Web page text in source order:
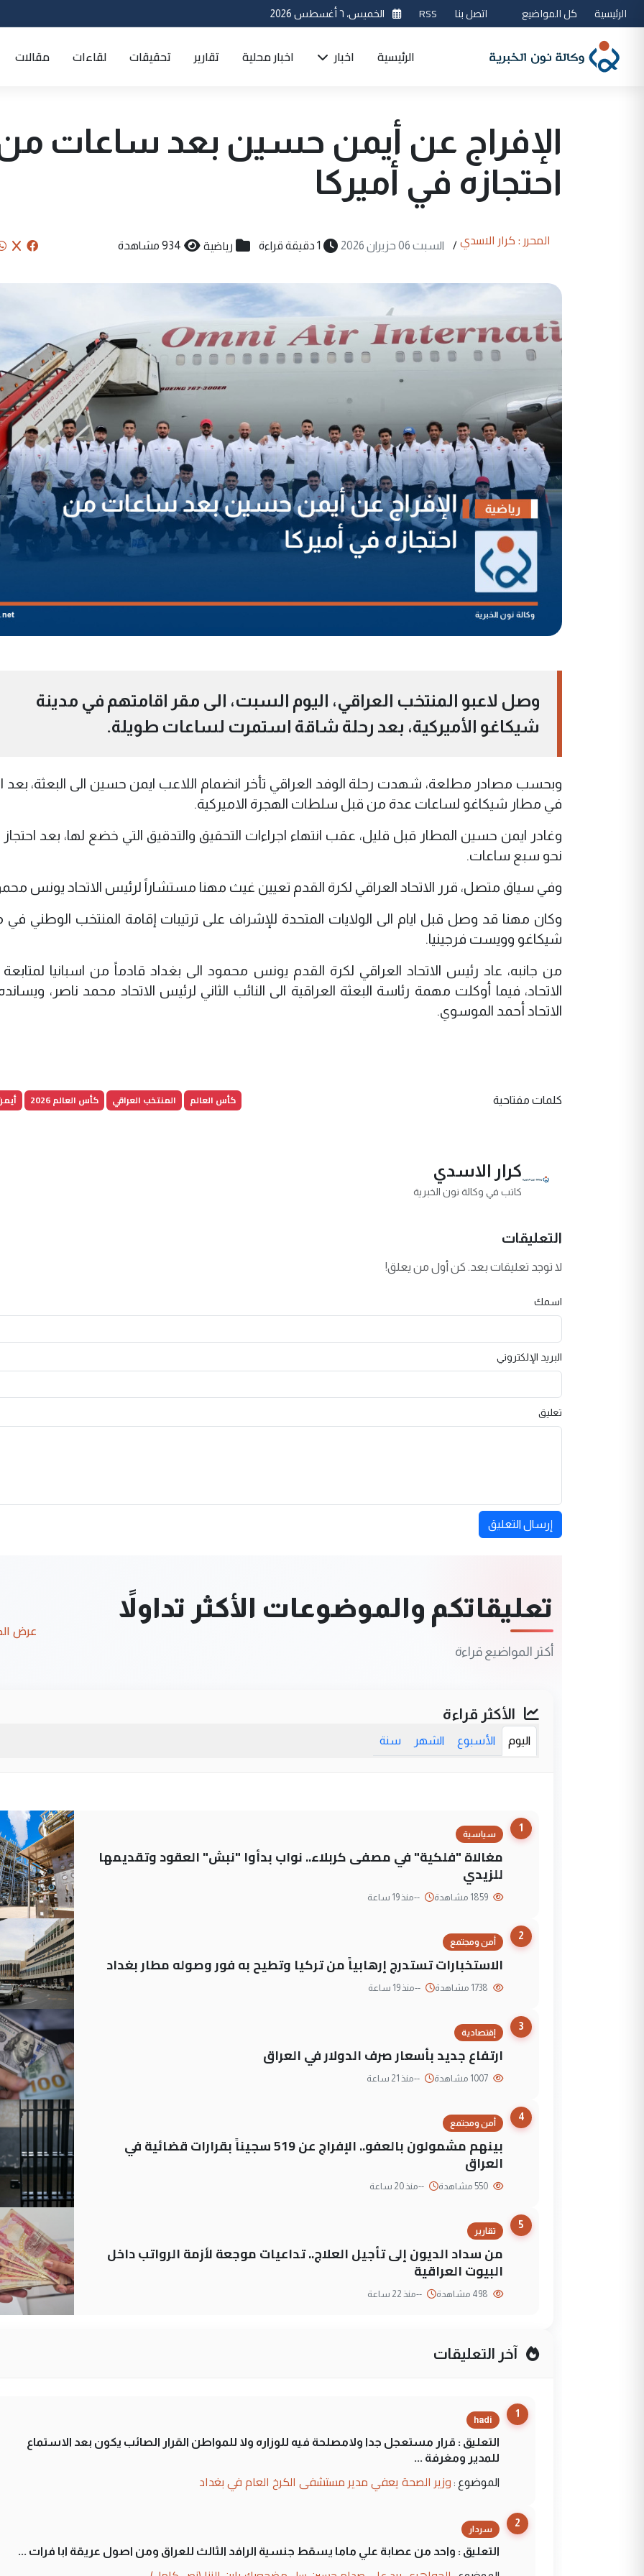
الرئيسية كل المواضيع اتصل بنا RSS الخميس، ٦ أغسطس 2026
الرئيسية اخبار اخبار محلية تقارير تحقيقات لقاءات مقالات
الإفراج عن أيمن حسين بعد ساعات
احتجازه في أميركا
المحرر : كرار الاسدي / السبت 06 حزيران 2026 1 دقيقة قراءة رياضية 934 مشاهدة
وصل لاعبو المنتخب العراقي، اليوم السبت، الى مقر اقامتهم في مدينة
شيكاغو الأميركية، بعد رحلة شاقة استمرت لساعات طويلة.
وبحسب مصادر مطلعة، شهدت رحلة الوفد العراقي تأخر انضمام اللاعب ايمن حسين الى البعثة، بعد
في مطار شيكاغو لساعات عدة من قبل سلطات الهجرة الاميركية.
وغادر ايمن حسين المطار قبل قليل، عقب انتهاء اجراءات التحقيق والتدقيق التي خضع لها، بعد
نحو سبع ساعات.
وفي سياق متصل، قرر الاتحاد العراقي لكرة القدم تعيين غيث مهنا مستشاراً لرئيس الاتحاد يونس
وكان مهنا قد وصل قبل ايام الى الولايات المتحدة للإشراف على ترتيبات إقامة المنتخب الوطني في
شيكاغو وويست فرجينيا.
من جانبه، عاد رئيس الاتحاد العراقي لكرة القدم يونس محمود الى بغداد قادماً من اسبانيا
الاتحاد، فيما أوكلت مهمة رئاسة البعثة العراقية الى النائب الثاني لرئيس الاتحاد محمد ناصر،
الاتحاد أحمد الموسوي.
كلمات مفتاحية كأس العالم المنتخب العراقي كأس العالم 2026
كرار الاسدي
كاتب في وكالة نون الخبرية
التعليقات
لا توجد تعليقات بعد. كن أول من يعلق!
اسمك
البريد الإلكتروني
تعليق
إرسال التعليق
تعليقاتكم والموضوعات الأكثر تداولاً
أكثر المواضيع قراءة
عرض
الأكثر قراءة
اليوم الأسبوع الشهر سنة
1
سياسية
مغالاة "فلكية" في مصفى كربلاء.. نواب بدأوا "نبش" العقود وتقديمها
للزيدي
--منذ 19 ساعة
2
أمن ومجتمع
الاستخبارات تستدرج إرهابياً من تركيا وتطيح به فور وصوله مطار بغداد
--منذ 19 ساعة
3
إقتصادية
ارتفاع جديد بأسعار صرف الدولار في العراق
--منذ 21 ساعة
4
أمن ومجتمع
بينهم مشمولون بالعفو.. الإفراج عن 519 سجيناً بقرارات قضائية في
العراق
--منذ 20 ساعة
5
تقارير
من سداد الديون إلى تأجيل العلاج.. تداعيات موجعة لأزمة الرواتب داخل
البيوت العراقية
--منذ 22 ساعة
آخر التعليقات
1
hadi
التعليق : قرار مستعجل جدا ولامصلحة فيه للوزاره ولا للمواطن القرار الصائب يكون بعد الاستماع
للمدير ومغرفة ...
الموضوع : وزير الصحة يعفي مدير مستشفى الكرخ العام في بغداد
2
سردار
التعليق : واحد من عصابة علي ماما يسقط جنسية الرافد الثالث للعراق ومن اصول عريقة ابا فرات ...